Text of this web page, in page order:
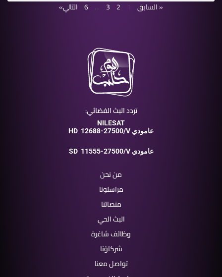
« السابق 1
2
3
…
6 التالي»
تردد البث الفضائي:
NILESAT
HD
12688-27500/V عامودي
SD 11555-27500/V عامودي
من نحن
مراسلونا
منصاتنا
البث الحي
وظائف شاغرة
شركاؤنا
تواصل معنا